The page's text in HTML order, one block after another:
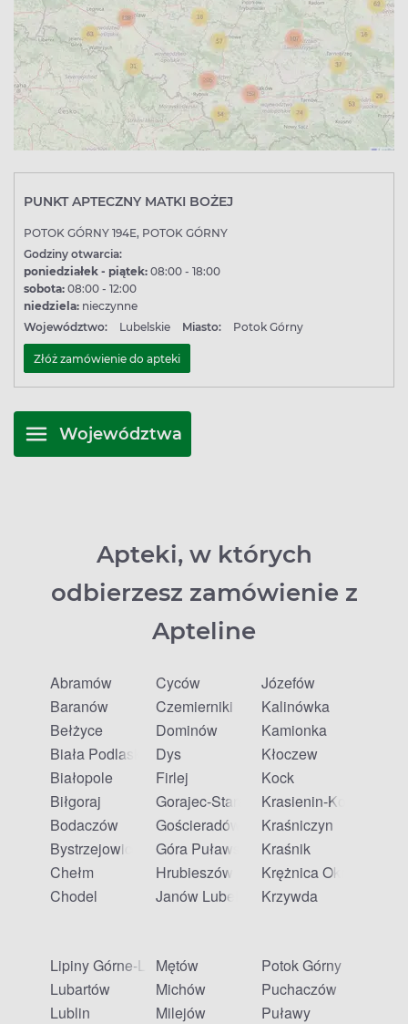
PUNKT APTECZNY MATKI BOŻEJ
POTOK GÓRNY 194E, POTOK GÓRNY
Godziny otwarcia:
poniedziałek - piątek: 08:00 - 18:00
sobota: 08:00 - 12:00
niedziela: nieczynne
Województwo:
Lubelskie Miasto: Potok Górny
Złóż zamówienie do apteki
Województwa
Apteki, w których
odbierzesz zamówienie z
Apteline
Abramów
Baranów
Bełżyce
Biała Podlaska
Białopole
Biłgoraj
Bodaczów
Bystrzejowice Pierwsze
Chełm
Chodel
Cyców
Czemierniki
Dominów
Dys
Firlej
Gorajec-Stara Wieś
Gościeradów Ukazowy
Góra Puławska
Hrubieszów
Janów Lubelski
Józefów
Kalinówka
Kamionka
Kłoczew
Kock
Krasienin-Kolonia
Kraśniczyn
Kraśnik
Krężnica Okrągła
Krzywda
Lipiny Górne-Lewki
Lubartów
Lublin
Mętów
Michów
Milejów
Potok Górny
Puchaczów
Puławy